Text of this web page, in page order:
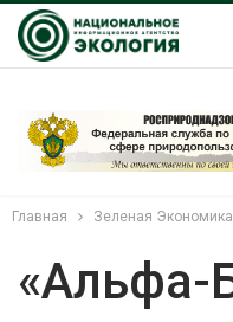
Главная Зеленая Экономика
«Альфа-